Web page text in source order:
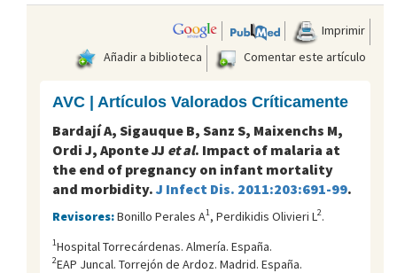
Imprimir
Añadir a biblioteca
Comentar este artículo
AVC | Artículos Valorados Críticamente
Bardají A, Sigauque B, Sanz S, Maixenchs M,
Ordi J, Aponte JJ et al. Impact of malaria at
the end of pregnancy on infant mortality
and morbidity. J Infect Dis. 2011:203:691-99.
Revisores:Bonillo Perales A1, Perdikidis Olivieri L 2.
1Hospital Torrecárdenas. Almería. España.
2EAP Juncal. Torrejón de Ardoz. Madrid. España.